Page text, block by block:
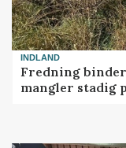
INDLAND
Fredning
mangler stadig